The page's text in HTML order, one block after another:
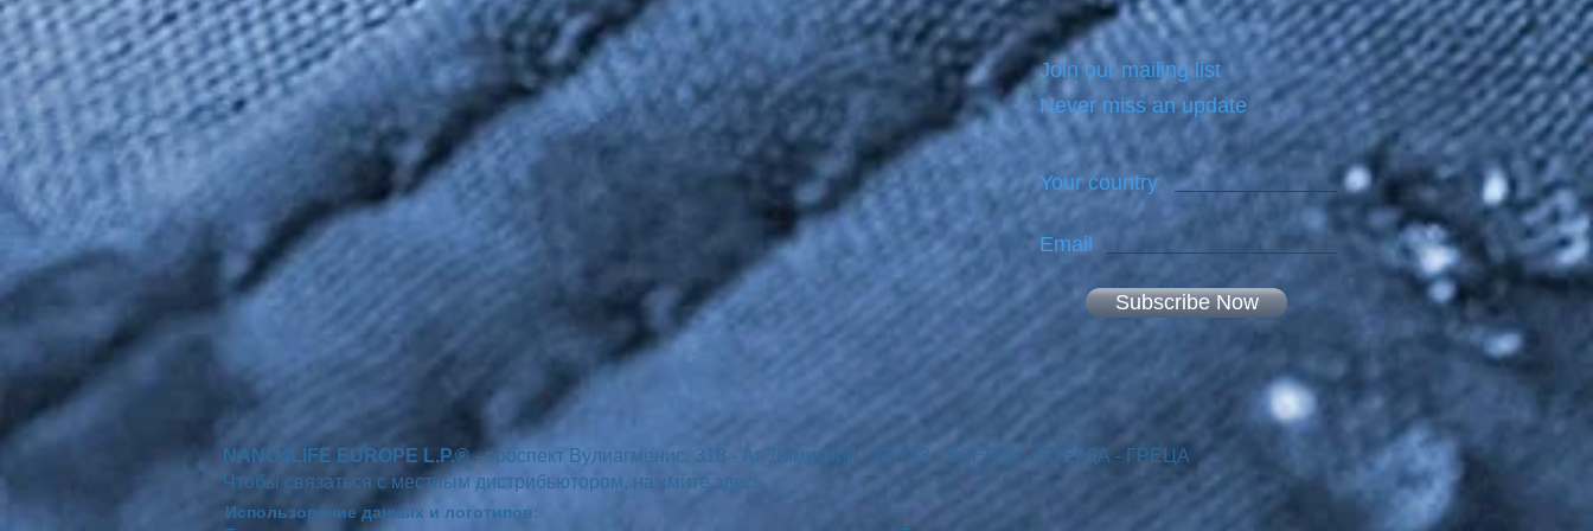
Join our mailing list
Never miss an update
Your country
Email
Subscribe Now
NANO4LIFE EUROPE L.P.®- проспект Вулиагменис. 318 - Аг. Димитрий - 173 43 - ВСЕГДА - ВСЕГДА - ГРЕЦА
Чтобы связаться с местным дистрибьютором, нажмите здесь.
Использование данных и логотипов: